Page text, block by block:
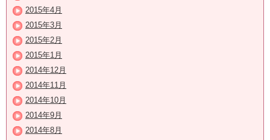
2015年4月
2015年3月
2015年2月
2015年1月
2014年12月
2014年11月
2014年10月
2014年9月
2014年8月